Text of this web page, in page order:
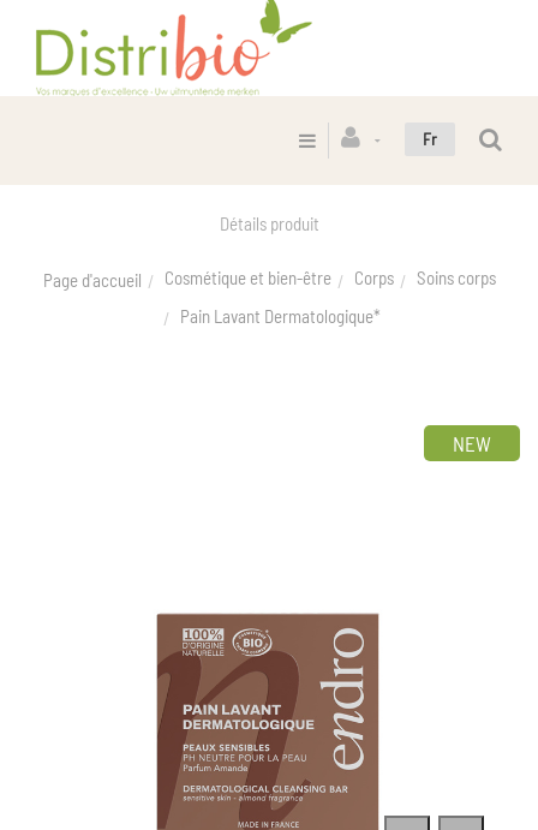
Fr
Détails produit
Page d'accueil Cosmétique et bien-être Corps
Soins corps
Pain Lavant Dermatologique*
NEW